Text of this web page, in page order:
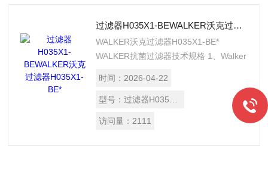
过滤器H035X1-BEWALKER沃克过滤器H035X1-BE*
WALKER沃克过滤器H035X1-BE*
WALKER抗菌过滤器技术规格 1、Walker
有CE标志。 2、符合ISO7/1的BSP锥螺
纹连接或符合ANSIB2.1的NPT连接（如
果在北美使用的话）。 3、Walker抗菌过
滤器滤芯顶盖是不锈钢的，空气外面流到
时间： 2026-04-22
型号： 过滤器H035X1-BE
访问量： 2111